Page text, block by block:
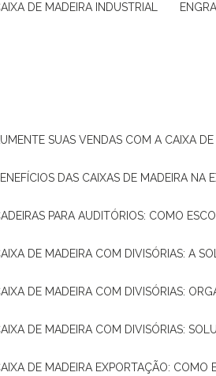
CAIXA DE MADEIRA INDUSTRIAL
AUMENTE SUAS VENDAS COM A CAIXA
BENEFÍCIOS DAS CAIXAS DE MADEIRA
CADEIRAS PARA AUDITÓRIOS: COMO
CAIXA DE MADEIRA COM DIVISÓRIAS: A
CAIXA DE MADEIRA COM DIVISÓRIAS:
CAIXA DE MADEIRA COM DIVISÓRIAS:
CAIXA DE MADEIRA EXPORTAÇÃO: